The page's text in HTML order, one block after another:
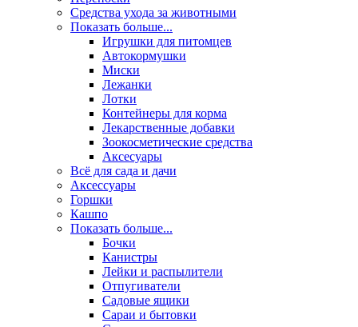
Средства ухода за животными
Показать больше...
Игрушки для питомцев
Автокормушки
Миски
Лежанки
Лотки
Контейнеры для корма
Лекарственные добавки
Зоокосметические средства
Аксесуары
Всё для сада и дачи
Аксессуары
Горшки
Кашпо
Показать больше...
Бочки
Канистры
Лейки и распылители
Отпугиватели
Садовые ящики
Сараи и бытовки